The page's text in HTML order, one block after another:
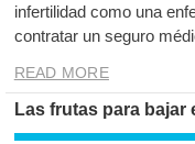
infertilidad como una
contratar un seguro
READ MORE
Las frutas para